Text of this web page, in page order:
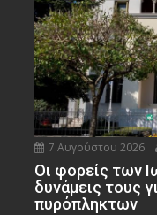
7 Αυγούστου 2026
Οι φορείς των
δυνάμεις τους
πυρόπληκτων